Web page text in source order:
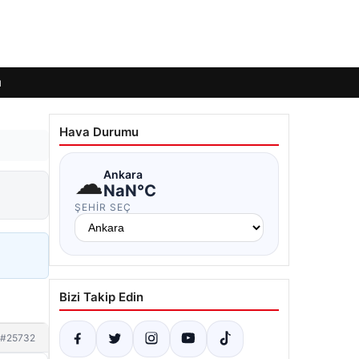
#25732
Hava Durumu
☁Ankara
NaN°C
ŞEHIR SEÇ
Bizi Takip Edin